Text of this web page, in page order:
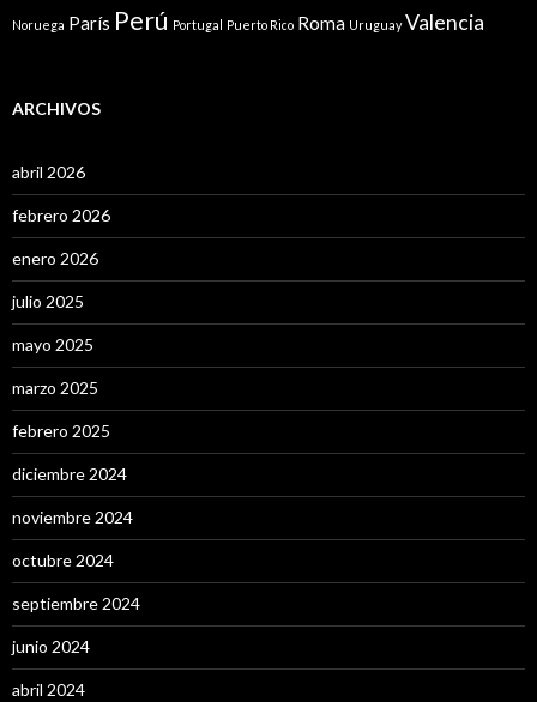
Noruega París Perú Portugal Puerto Rico Roma Uruguay Valencia
ARCHIVOS
abril 2026
febrero 2026
enero 2026
julio 2025
mayo 2025
marzo 2025
febrero 2025
diciembre 2024
noviembre 2024
octubre 2024
septiembre 2024
junio 2024
abril 2024